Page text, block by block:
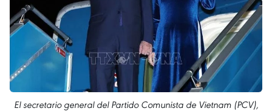
El secretario general del Partido Comunista de Vietnam (PCV),